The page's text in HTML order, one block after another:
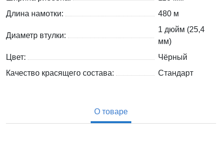
Длина намотки:
480 м
Диаметр втулки:
1 дюйм (25,4
мм)
Цвет:
Чёрный
Качество красящего состава:
Стандарт
О товаре